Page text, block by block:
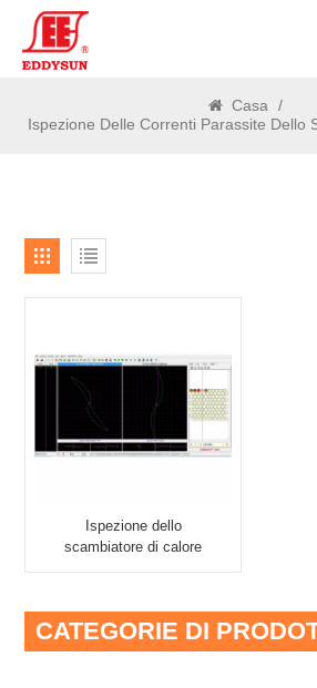
Casa
/
Ispezione Delle Correnti Parassite Dello
Ispezione dello
scambiatore di calore
CATEGORIE DI